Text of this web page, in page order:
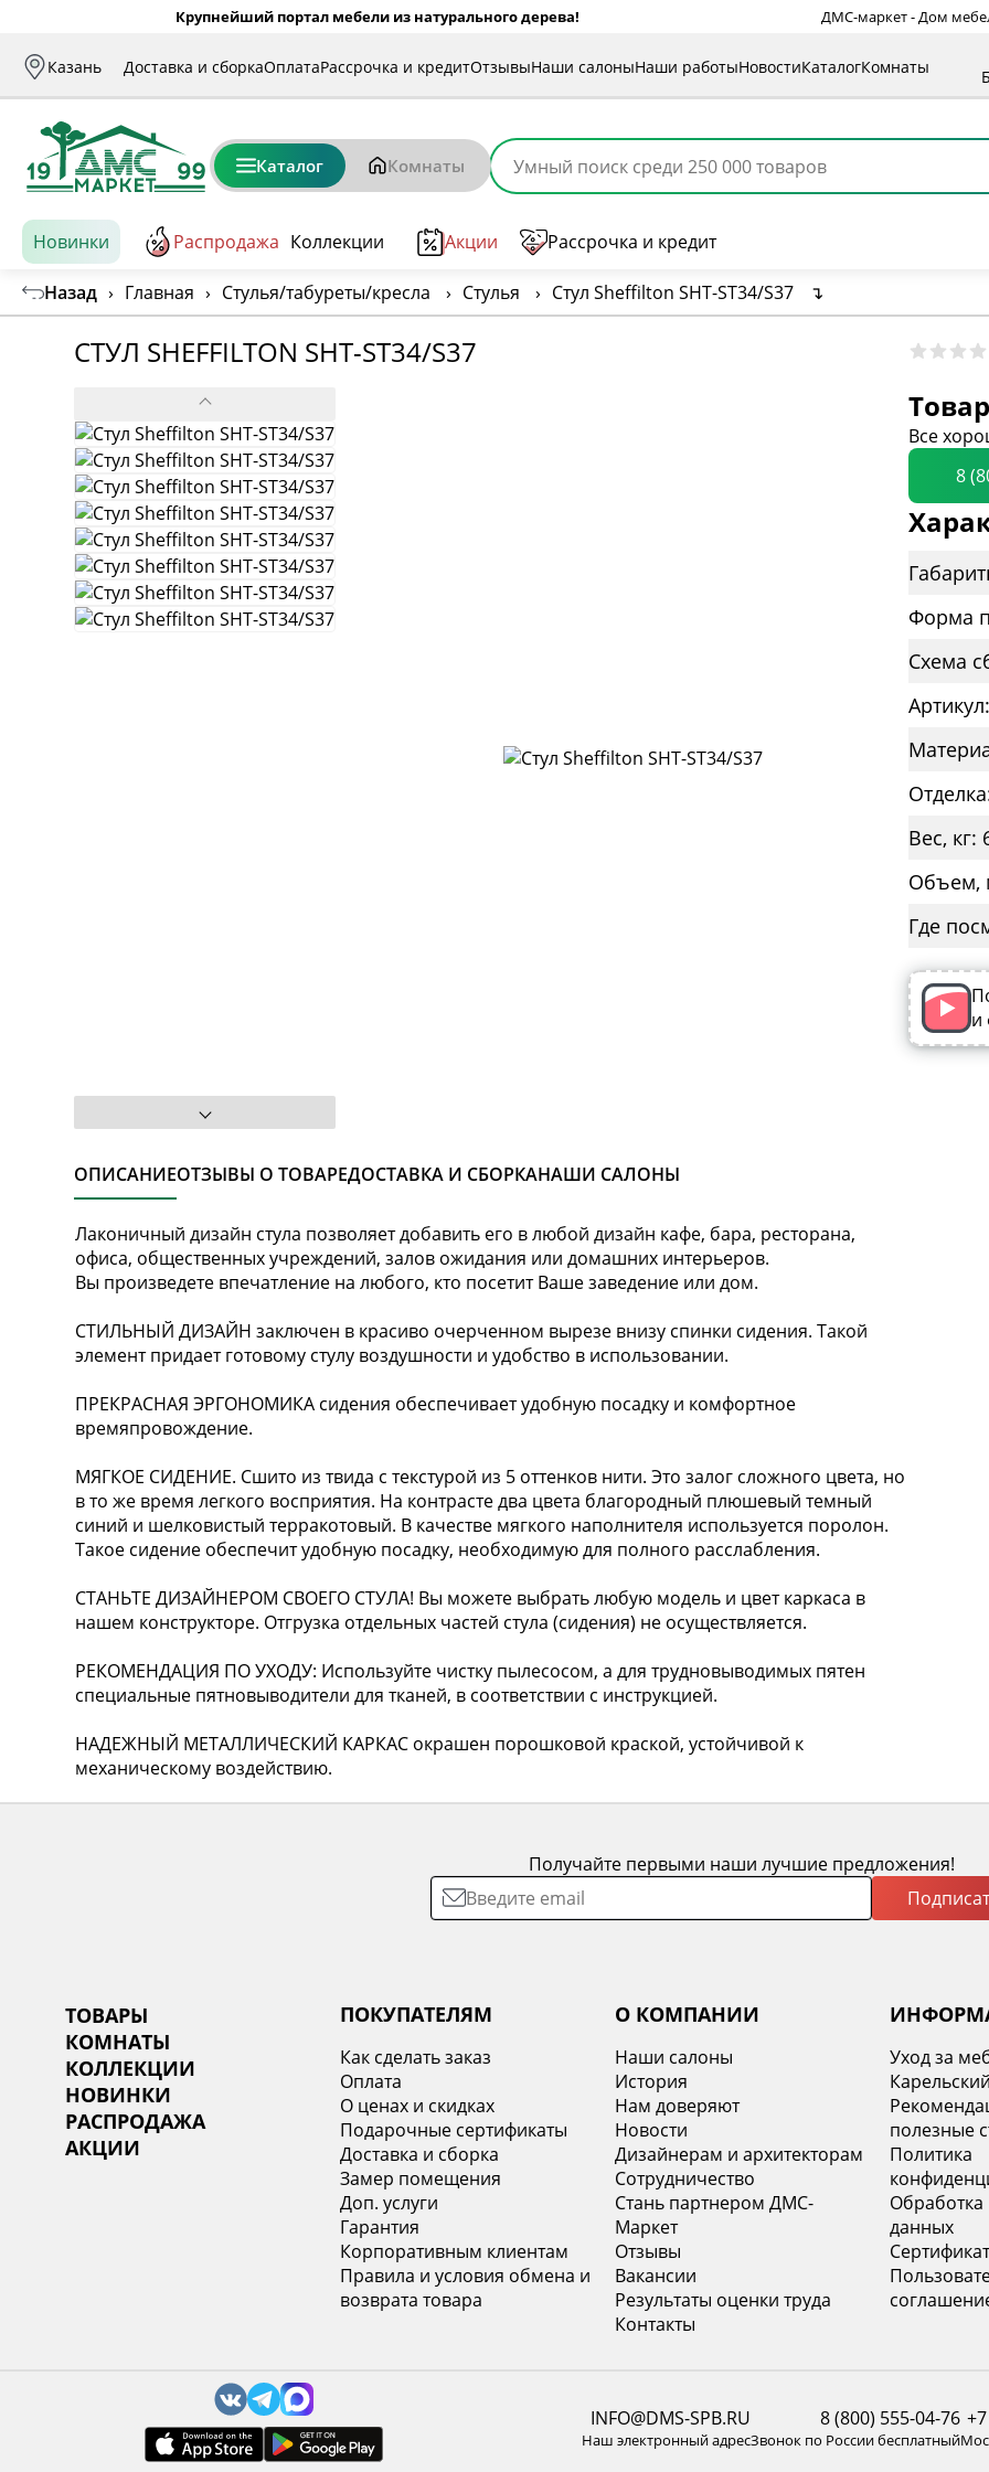
Крупнейший портал мебели из натурального дерева! ДМС-маркет - Дом
Казань Доставка и сборкаОплатаРассрочка и кредитОтзывыНаши салоныНаши работыНовостиКаталогКомнаты
Каталог Комнаты
Новинки Распродажа Коллекции Акции Рассрочка и кредит
Назад › Главная › Стулья/табуреты/кресла › Стулья › Стул Sheffilton SHT-ST34/S37 ↴
СТУЛ SHEFFILTON SHT-ST34/S37
ОПИСАНИЕОТЗЫВЫ О ТОВАРЕДОСТАВКА И СБОРКАНАШИ САЛОНЫ
Лаконичный дизайн cтула позволяет добавить его в любой дизайн кафе, бара, ресторана,
офиса, общественных учреждений, залов ожидания или домашних интерьеров.
Вы произведете впечатление на любого, кто посетит Ваше заведение или дом.
СТИЛЬНЫЙ ДИЗАЙН заключен в красиво очерченном вырезе внизу спинки сидения. Такой
элемент придает готовому стулу воздушности и удобство в использовании.
ПРЕКРАСНАЯ ЭРГОНОМИКА сидения обеспечивает удобную посадку и комфортное
времяпровождение.
МЯГКОЕ СИДЕНИЕ. Сшито из твида с текстурой из 5 оттенков нити. Это залог сложного цвета, но
в то же время легкого восприятия. На контрасте два цвета благородный плюшевый темный
синий и шелковистый терракотовый. В качестве мягкого наполнителя используется поролон.
Такое сидение обеспечит удобную посадку, необходимую для полного расслабления.
СТАНЬТЕ ДИЗАЙНЕРОМ СВОЕГО СТУЛА! Вы можете выбрать любую модель и цвет каркаса в
нашем конструкторе. Отгрузка отдельных частей стула (сидения) не осуществляется.
РЕКОМЕНДАЦИЯ ПО УХОДУ: Используйте чистку пылесосом, а для трудновыводимых пятен
специальные пятновыводители для тканей, в соответствии с инструкцией.
НАДЕЖНЫЙ МЕТАЛЛИЧЕСКИЙ КАРКАС окрашен порошковой краской, устойчивой к
механическому воздействию.
Все
8
Форма
Схема
Вес, кг:
Объем,
Где
и
Получайте первыми наши лучшие предложения!
ТОВАРЫ
КОМНАТЫ
КОЛЛЕКЦИИ
НОВИНКИ
РАСПРОДАЖА
АКЦИИ
ПОКУПАТЕЛЯМ
Как сделать заказ
Оплата
О ценах и скидках
Подарочные сертификаты
Доставка и сборка
Замер помещения
Доп. услуги
Гарантия
Корпоративным клиентам
Правила и условия обмена и
возврата товара
О КОМПАНИИ
Наши салоны
История
Нам доверяют
Новости
Дизайнерам и архитекторам
Сотрудничество
Стань партнером ДМС-
Маркет
Отзывы
Вакансии
Результаты оценки труда
Контакты
Уход за
полезные
Политика
данных
INFO@DMS-SPB.RU
Наш электронный адрес
8 (800) 555-04-76
Звонок по России бесплатный